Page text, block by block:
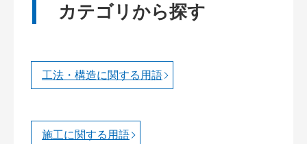
カテゴリから探す
工法・構造に関する用語
施工に関する用語